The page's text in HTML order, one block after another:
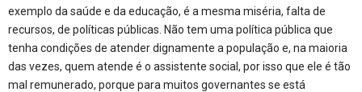
exemplo da saúde e da educação, é a mesma miséria, falta de
recursos, de políticas públicas. Não tem uma política pública que
tenha condições de atender dignamente a população e, na maioria
das vezes, quem atende é o assistente social, por isso que ele é tão
mal remunerado, porque para muitos governantes se está